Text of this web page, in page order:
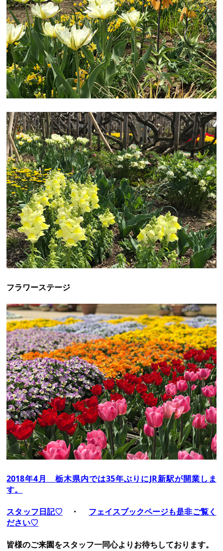
フラワーステージ
2018年4月 栃木県内では35年ぶりにJR新駅が開業しま
す。
スタッフ日記♡
・ フェイスブックページも是非ご覧く
ださい♡
皆様のご来園をスタッフ一同心よりお待ちしております。